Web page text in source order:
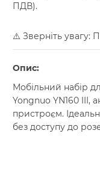
ПДВ).
⚠️ Зверніть увагу:
Опис:
Мобільний набір
Yongnuo YN160 III,
пристроєм.
без доступу до